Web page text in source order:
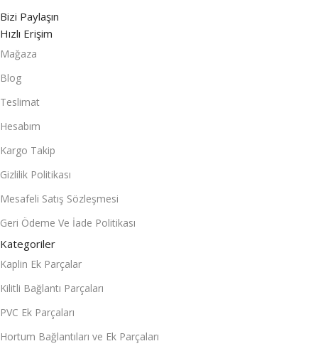
Bizi Paylaşın
Hızlı Erişim
Mağaza
Blog
Teslimat
Hesabım
Kargo Takip
Gizlilik Politikası
Mesafeli Satış Sözleşmesi
Geri Ödeme Ve İade Politikası
Kategoriler
Kaplin Ek Parçalar
Kilitli Bağlantı Parçaları
PVC Ek Parçaları
Hortum Bağlantıları ve Ek Parçaları